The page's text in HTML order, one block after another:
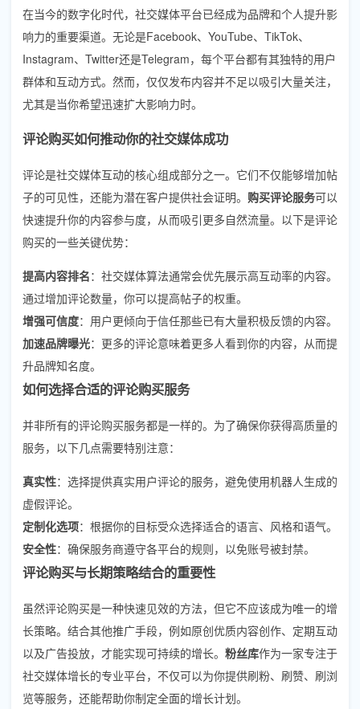
在当今的数字化时代，社交媒体平台已经成为品牌和个人提升影
响力的重要渠道。无论是Facebook、YouTube、TikTok、
Instagram、Twitter还是Telegram，每个平台都有其独特的用户
群体和互动方式。然而，仅仅发布内容并不足以吸引大量关注，
尤其是当你希望迅速扩大影响力时。
评论购买如何推动你的社交媒体成功
评论是社交媒体互动的核心组成部分之一。它们不仅能够增加帖
子的可见性，还能为潜在客户提供社会证明。 购买评论服务可以
快速提升你的内容参与度，从而吸引更多自然流量。以下是评论
购买的一些关键优势：
提高内容排名：社交媒体算法通常会优先展示高互动率的内容。
通过增加评论数量，你可以提高帖子的权重。
增强可信度：用户更倾向于信任那些已有大量积极反馈的内容。
加速品牌曝光：更多的评论意味着更多人看到你的内容，从而提
升品牌知名度。
如何选择合适的评论购买服务
并非所有的评论购买服务都是一样的。为了确保你获得高质量的
服务，以下几点需要特别注意：
真实性：选择提供真实用户评论的服务，避免使用机器人生成的
虚假评论。
定制化选项：根据你的目标受众选择适合的语言、风格和语气。
安全性：确保服务商遵守各平台的规则，以免账号被封禁。
评论购买与长期策略结合的重要性
虽然评论购买是一种快速见效的方法，但它不应该成为唯一的增
长策略。结合其他推广手段，例如原创优质内容创作、定期互动
以及广告投放，才能实现可持续的增长。 粉丝库作为一家专注于
社交媒体增长的专业平台，不仅可以为你提供刷粉、刷赞、刷浏
览等服务，还能帮助你制定全面的增长计划。